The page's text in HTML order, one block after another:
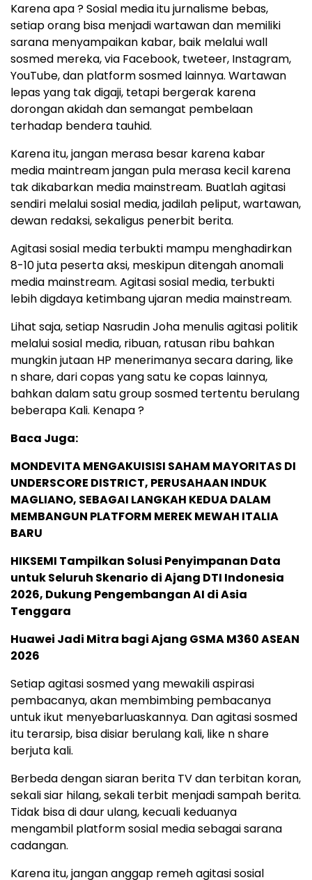
Karena apa ? Sosial media itu jurnalisme bebas,
setiap orang bisa menjadi wartawan dan memiliki
sarana menyampaikan kabar, baik melalui wall
sosmed mereka, via Facebook, tweteer, Instagram,
YouTube, dan platform sosmed lainnya. Wartawan
lepas yang tak digaji, tetapi bergerak karena
dorongan akidah dan semangat pembelaan
terhadap bendera tauhid.
Karena itu, jangan merasa besar karena kabar
media maintream jangan pula merasa kecil karena
tak dikabarkan media mainstream. Buatlah agitasi
sendiri melalui sosial media, jadilah peliput, wartawan,
dewan redaksi, sekaligus penerbit berita.
Agitasi sosial media terbukti mampu menghadirkan
8-10 juta peserta aksi, meskipun ditengah anomali
media mainstream. Agitasi sosial media, terbukti
lebih digdaya ketimbang ujaran media mainstream.
Lihat saja, setiap Nasrudin Joha menulis agitasi politik
melalui sosial media, ribuan, ratusan ribu bahkan
mungkin jutaan HP menerimanya secara daring, like
n share, dari copas yang satu ke copas lainnya,
bahkan dalam satu group sosmed tertentu berulang
beberapa Kali. Kenapa ?
Baca Juga:
MONDEVITA MENGAKUISISI SAHAM MAYORITAS DI
UNDERSCORE DISTRICT, PERUSAHAAN INDUK
MAGLIANO, SEBAGAI LANGKAH KEDUA DALAM
MEMBANGUN PLATFORM MEREK MEWAH ITALIA
BARU
HIKSEMI Tampilkan Solusi Penyimpanan Data
untuk Seluruh Skenario di Ajang DTI Indonesia
2026, Dukung Pengembangan AI di Asia
Tenggara
Huawei Jadi Mitra bagi Ajang GSMA M360 ASEAN
2026
Setiap agitasi sosmed yang mewakili aspirasi
pembacanya, akan membimbing pembacanya
untuk ikut menyebarluaskannya. Dan agitasi sosmed
itu terarsip, bisa disiar berulang kali, like n share
berjuta kali.
Berbeda dengan siaran berita TV dan terbitan koran,
sekali siar hilang, sekali terbit menjadi sampah berita.
Tidak bisa di daur ulang, kecuali keduanya
mengambil platform sosial media sebagai sarana
cadangan.
Karena itu, jangan anggap remeh agitasi sosial